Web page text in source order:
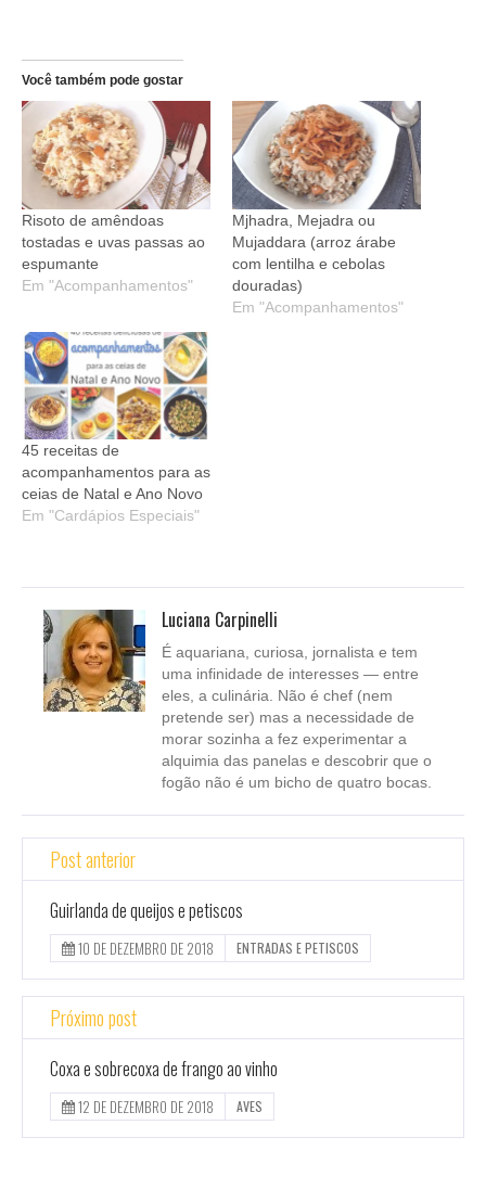
Você também pode gostar
Risoto de amêndoas
tostadas e uvas passas ao
espumante
Em "Acompanhamentos"
Mjhadra, Mejadra ou
Mujaddara (arroz árabe
com lentilha e cebolas
douradas)
Em "Acompanhamentos"
45 receitas de
acompanhamentos para as
ceias de Natal e Ano Novo
Em "Cardápios Especiais"
Luciana Carpinelli
É aquariana, curiosa, jornalista e tem
uma infinidade de interesses — entre
eles, a culinária. Não é chef (nem
pretende ser) mas a necessidade de
morar sozinha a fez experimentar a
alquimia das panelas e descobrir que o
fogão não é um bicho de quatro bocas.
Post anterior
Guirlanda de queijos e petiscos
10 DE DEZEMBRO DE 2018 ENTRADAS E PETISCOS
Próximo post
Coxa e sobrecoxa de frango ao vinho
12 DE DEZEMBRO DE 2018 AVES